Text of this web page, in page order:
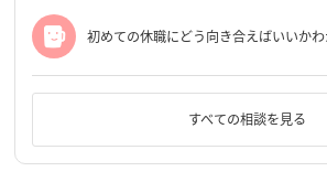
初めての休職にどう向き合えばいいかわ
すべての相談を見る